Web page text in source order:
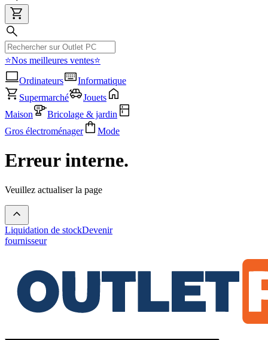
⭐Nos meilleures ventes⭐
Ordinateurs
Informatique
Supermarché
Jouets
Maison
Bricolage & jardin
Gros électroménager
Mode
Erreur interne.
Veuillez actualiser la page
Liquidation de stockDevenir
fournisseur